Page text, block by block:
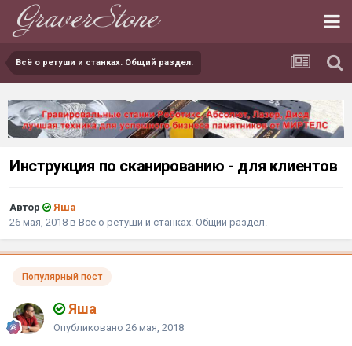
Всё о ретуши и станках. Общий раздел.
Инструкция по сканированию - для клиентов
Автор
Яшa
26 мая, 2018 в Всё о ретуши и станках. Общий раздел.
Популярный пост
Яшa
Опубликовано 26 мая, 2018